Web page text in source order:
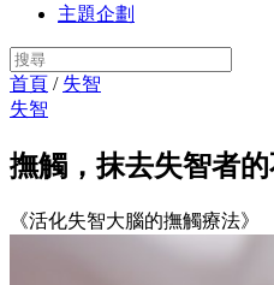
主題企劃
首頁 / 失智
失智
撫觸，抹去失智者
《活化失智大腦的撫觸療法》